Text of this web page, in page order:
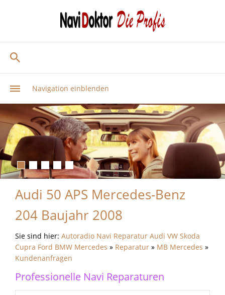
Navigation einblenden
Audi 50 APS Mercedes-Benz
204 Baujahr 2008
Sie sind hier: Autoradio Navi Reparatur Audi VW Skoda
Cupra Ford BMW Mercedes » Reparatur » MB Mercedes »
Kundenanfragen
Professionelle Navi Reparaturen